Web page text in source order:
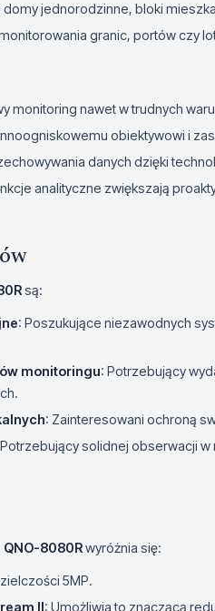
domy jednorodzinne, bloki
granic, portów czy
monitoring nawet w trudnych
obiektywowi i
danych dzięki
analityczne zwiększają
są:
: Poszukujące niezawodnych
monitoringu: Potrzebujący
: Zainteresowani ochroną
solidnej obserwacji
QNO-8080Rwyróżnia się:
5MP.
II: Umożliwia to znaczącą